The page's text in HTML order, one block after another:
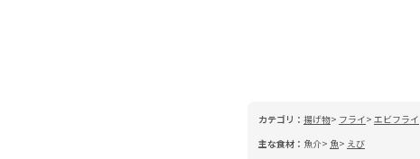
カテゴリ： 揚げ物 フライ
エビフライ
主な食材： 魚介 魚 えび